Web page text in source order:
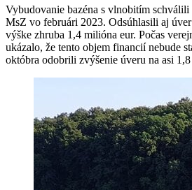
Vybudovanie bazéna s vlnobitím schválili
MsZ vo februári 2023. Odsúhlasili aj
výške zhruba 1,4 milióna eur. Počas
ukázalo, že tento objem financií nebude
októbra odobrili zvýšenie úveru na asi